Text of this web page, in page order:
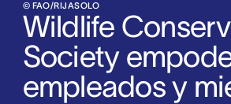
© FAO/RIJASOLO
Wildlife
Society
empleados y